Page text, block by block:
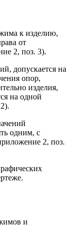
к изделию,
от
2, поз. 3).
допускается на
опор,
изделия,
на одной
одним, с
2, поз.
и